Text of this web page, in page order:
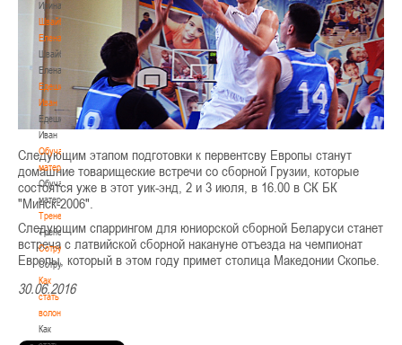
Ирина
Швайбович
Елена
Швайбович
Елена
Едешко
Иван
Едешко
Иван
Обучающие
материалы
Обучающие
материалы
Тренерам
Тренерам
Сотрудничество
Сотрудничество
Как
стать
волонтером
Как
Следующим этапом подготовки к первентсву Европы станут
домашние товарищеские встречи со сборной Грузии, которые
состоятся уже в этот уик-энд, 2 и 3 июля, в 16.00 в СК БК
"Минск-2006".
Следующим спаррингом для юниорской сборной Беларуси станет
встреча с латвийской сборной накануне отъезда на чемпионат
Европы, который в этом году примет столица Македонии Скопье.
30.06.2016